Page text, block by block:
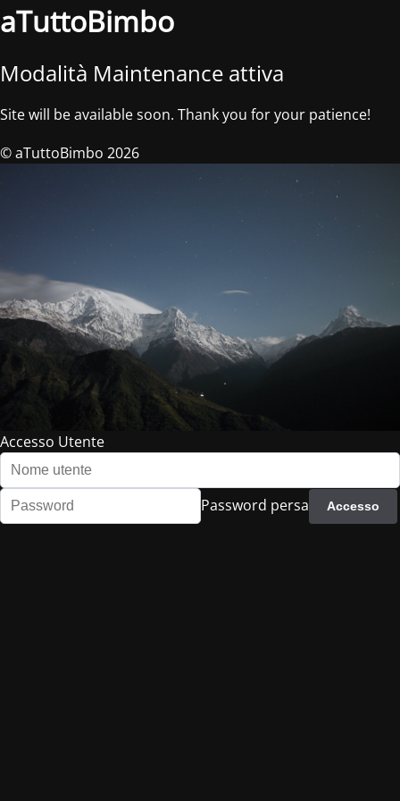
aTuttoBimbo
Modalità Maintenance attiva
Site will be available soon. Thank you for your patience!
© aTuttoBimbo 2026
Accesso Utente
Password persa